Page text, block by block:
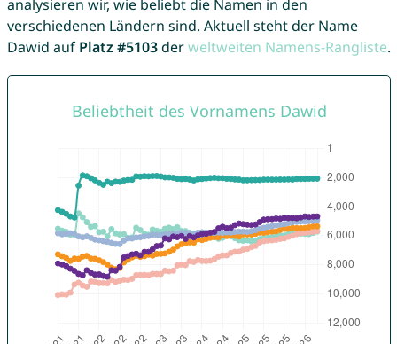
analysieren wir, wie beliebt die Namen in den
verschiedenen Ländern sind. Aktuell steht der Name
Dawid auf Platz #5103derweltweiten Namens-Rangliste.